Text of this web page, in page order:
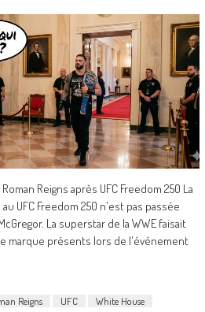
Reigns après UFC Freedom 250 La
UFC Freedom 250 n'est pas passée
La superstar de la WWE faisait
marque présents lors de l'événement
Reigns UFC White House